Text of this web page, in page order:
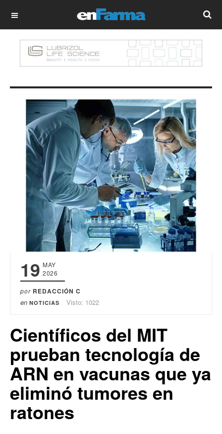
OFF CANVAS
19 MAY
2026
por REDACCIÓN C
en NOTICIAS Visto: 1022
Científicos del MIT
prueban tecnología de
ARN en vacunas que ya
eliminó tumores en
ratones